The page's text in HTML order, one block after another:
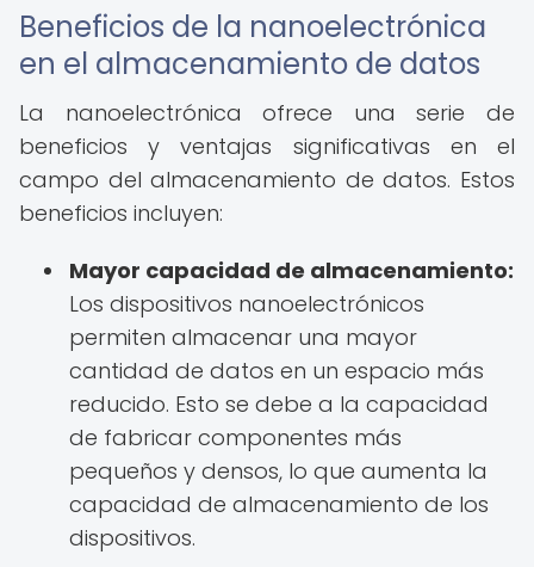
Beneficios de la nanoelectrónica
en el almacenamiento de datos
La nanoelectrónica ofrece una serie de
beneficios y ventajas significativas en el
campo del almacenamiento de datos. Estos
beneficios incluyen:
Mayor capacidad de almacenamiento:
Los dispositivos nanoelectrónicos
permiten almacenar una mayor
cantidad de datos en un espacio más
reducido. Esto se debe a la capacidad
de fabricar componentes más
pequeños y densos, lo que aumenta la
capacidad de almacenamiento de los
dispositivos.